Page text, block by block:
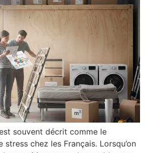
souvent décrit comme le
chez les Français. Lorsqu’on